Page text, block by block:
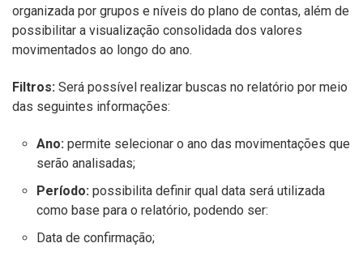
organizada por grupos e níveis do plano de contas, além de
possibilitar a visualização consolidada dos valores
movimentados ao longo do ano.
Filtros: Será possível realizar buscas no relatório por meio
das seguintes informações:
Ano: permite selecionar o ano das movimentações que
serão analisadas;
Período: possibilita definir qual data será utilizada
como base para o relatório, podendo ser:
Data de confirmação;